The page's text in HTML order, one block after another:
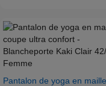
Pantalon de yoga en maille,